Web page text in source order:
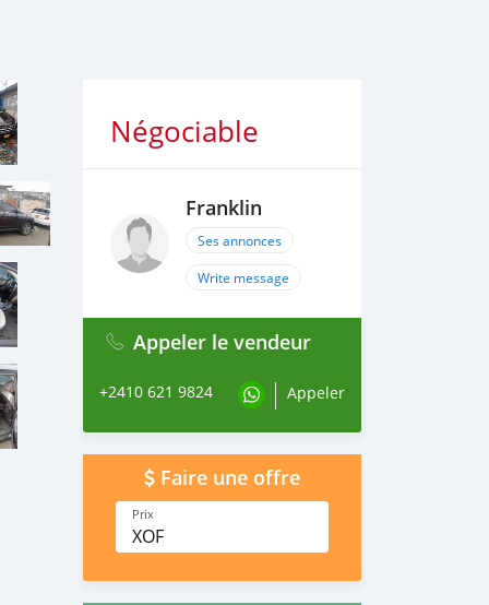
Négociable
Franklin
Ses annonces
Write message
Appeler le vendeur
+2410 621 9824 Appeler
Faire une offre
Prix
XOF